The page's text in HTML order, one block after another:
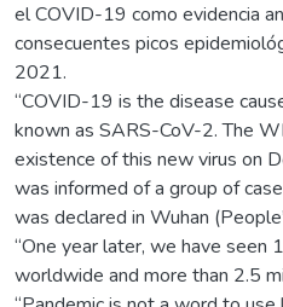
el COVID-19 como evidencia
consecuentes picos
2021.
“COVID-19 is the disease
known as SARS-CoV-2. The
existence of this new virus on
was informed of a group of
was declared in Wuhan
“One year later, we have seen
worldwide and more than 2.5